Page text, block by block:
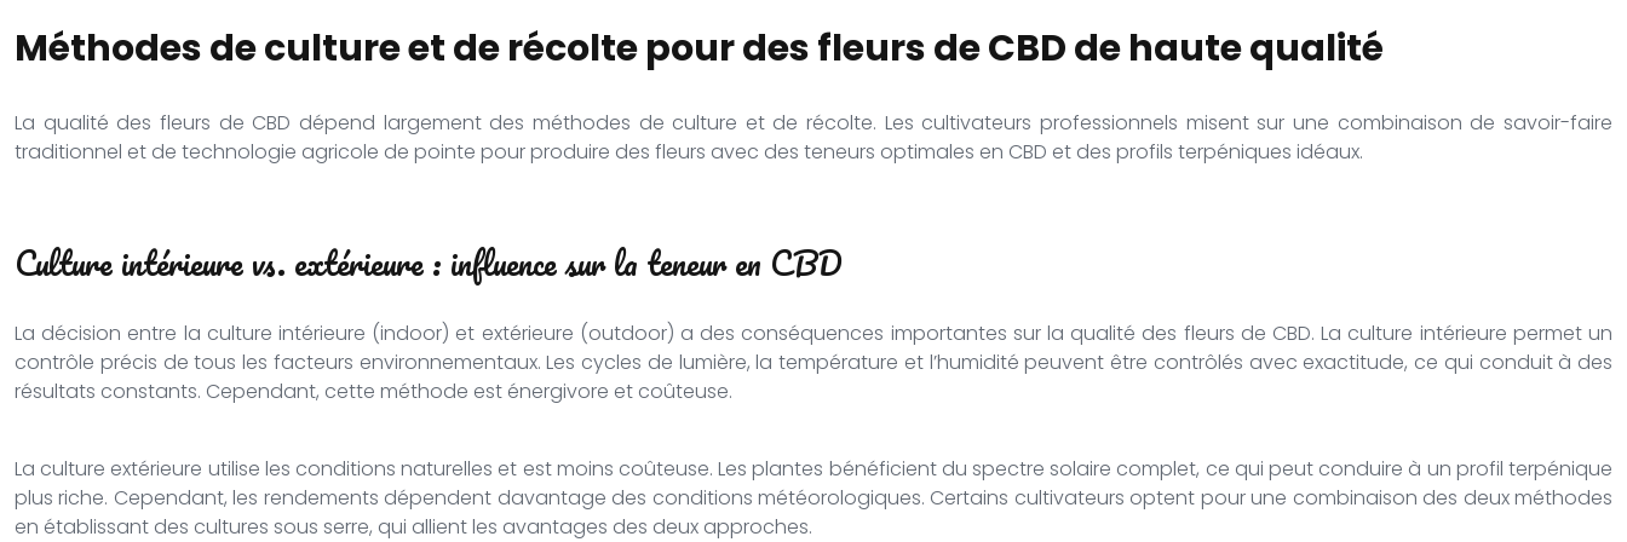
Méthodes de culture et de récolte pour des fleurs de CBD de haute qualité
La qualité des fleurs de CBD dépend largement des méthodes de culture et de récolte. Les cultivateurs professionnels misent sur une combinaison de savoir-faire
traditionnel et de technologie agricole de pointe pour produire des fleurs avec des teneurs optimales en CBD et des profils terpéniques idéaux.
Culture intérieure vs. extérieure : influence sur la teneur en CBD
La décision entre la culture intérieure (indoor) et extérieure (outdoor) a des conséquences importantes sur la qualité des fleurs de CBD. La culture intérieure permet un
contrôle précis de tous les facteurs environnementaux. Les cycles de lumière, la température et l’humidité peuvent être contrôlés avec exactitude, ce qui conduit à des
résultats constants. Cependant, cette méthode est énergivore et coûteuse.
La culture extérieure utilise les conditions naturelles et est moins coûteuse. Les plantes bénéficient du spectre solaire complet, ce qui peut conduire à un profil terpénique
plus riche. Cependant, les rendements dépendent davantage des conditions météorologiques. Certains cultivateurs optent pour une combinaison des deux méthodes
en établissant des cultures sous serre, qui allient les avantages des deux approches.